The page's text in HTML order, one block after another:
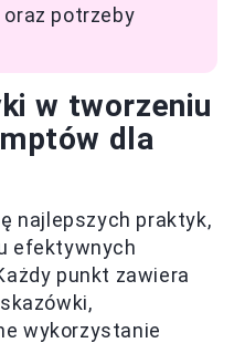
potrzeby
w tworzeniu
dla
najlepszych praktyk,
efektywnych
punkt zawiera
wykorzystanie